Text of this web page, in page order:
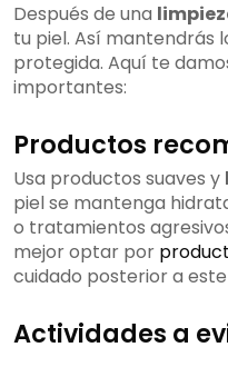
Después de una
tu piel. Así mantendrás
protegida. Aquí te
importantes:
Productos
Usa productos suaves y
piel se mantenga
o tratamientos
mejor optar por
cuidado posterior a
Actividades a